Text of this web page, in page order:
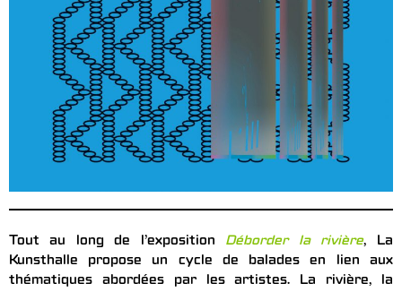
Tout au long de l’exposition Déborder la rivière, La
Kunsthalle propose un cycle de balades en lien aux
thématiques abordées par les artistes. La rivière, la